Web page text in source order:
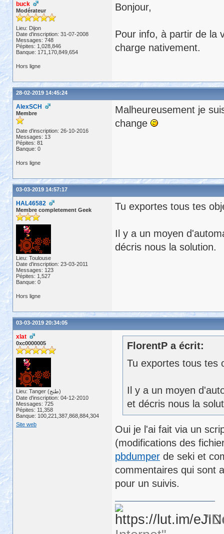
buck
Modérateur
Lieu: Dijon
Date d'inscription: 31-07-2008
Messages: 748
Pépites: 1,028,846
Banque: 171,170,849,654
Bonjour,
Pour info, à partir de la
charge nativement.
Hors ligne
28-02-2019 14:45:24
AlexSCH
Membre
Date d'inscription: 26-10-2016
Messages: 13
Pépites: 81
Banque: 0
Malheureusement je
change
Hors ligne
03-03-2019 14:57:17
HAL46582
Membre completement Geek
Lieu: Toulouse
Date d'inscription: 23-03-2011
Messages: 123
Pépites: 1,527
Banque: 0
Tu exportes tous tes
Il y a un moyen
décris nous la solution.
Hors ligne
03-03-2019 20:34:05
xlat
0xc0000005
Lieu: Tanger (طنج)
Date d'inscription: 04-12-2010
Messages: 725
Pépites: 11,358
Banque: 100,221,387,868,884,304
Site web
FlorentP a écrit:
Tu exportes tous tes
Il y a un moyen
et décris nous la
Oui je l'ai fait via un
(modifications des
pbdumper de seki et
commentaires qui sont
pour un suivis.